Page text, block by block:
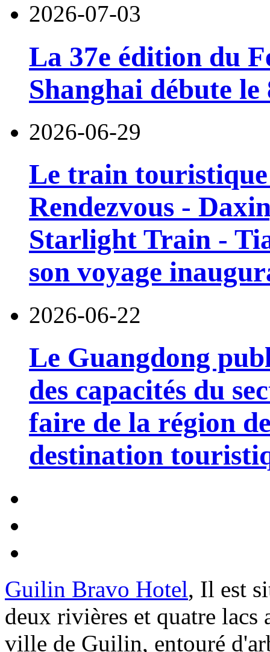
2026-07-03
La 37e édition du
Shanghai débute
2026-06-29
Le train
Rendezvous -
Starlight Train -
son voyage
2026-06-22
Le Guangdong
des capacités du
faire de la région
destination
Guilin Bravo Hotel, Il est
deux rivières et quatre lacs
ville de Guilin, entouré